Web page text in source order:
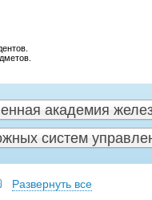
академия
систем
Развернуть все